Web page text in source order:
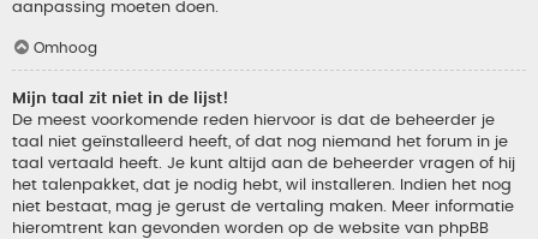
aanpassing moeten doen.
Omhoog
Mijn taal zit niet in de lijst!
De meest voorkomende reden hiervoor is dat de beheerder je
taal niet geïnstalleerd heeft, of dat nog niemand het forum in je
taal vertaald heeft. Je kunt altijd aan de beheerder vragen of hij
het talenpakket, dat je nodig hebt, wil installeren. Indien het nog
niet bestaat, mag je gerust de vertaling maken. Meer informatie
hieromtrent kan gevonden worden op de website van phpBB